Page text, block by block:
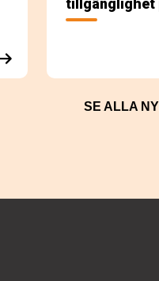
tillgänglighet
webben
SE ALLA